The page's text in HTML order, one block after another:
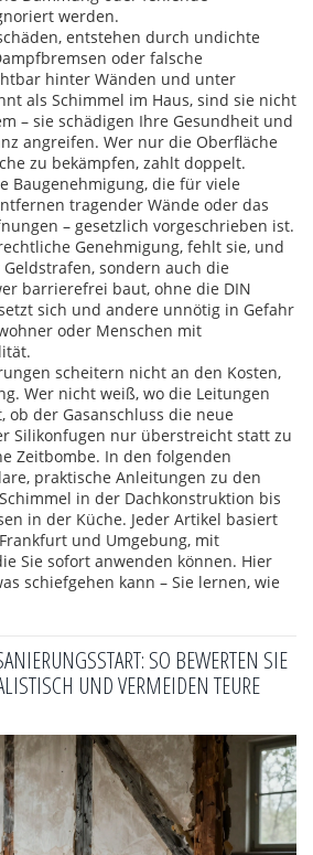
werden.
, entstehen durch undichte
oder falsche
hinter Wänden und unter
als Schimmel im Haus, sind sie nicht
– sie schädigen Ihre Gesundheit und
angreifen. Wer nur die Oberfläche
zu bekämpfen, zahlt doppelt.
Baugenehmigung, die für viele
tragender Wände oder das
– gesetzlich vorgeschrieben ist.
Genehmigung, fehlt sie, und
sondern auch die
barrierefrei baut, ohne die DIN
sich und andere unnötig in Gefahr
oder Menschen mit
scheitern nicht an den Kosten,
Wer nicht weiß, wo die Leitungen
der Gasanschluss die neue
Silikonfugen nur überstreicht statt zu
Zeitbombe. In den folgenden
praktische Anleitungen zu den
in der Dachkonstruktion bis
in der Küche. Jeder Artikel basiert
und Umgebung, mit
Sie sofort anwenden können. Hier
schiefgehen kann – Sie lernen, wie
SO BEWERTEN SIE
UND VERMEIDEN TEURE